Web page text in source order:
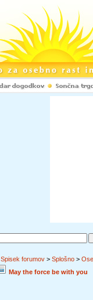
Spisek forumov > Splošno >
May the force be with you